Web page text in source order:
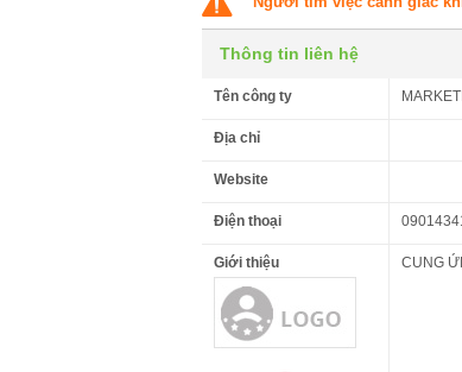
Thông tin liên hệ
Tên công ty
Địa chỉ
Website
Điện thoại
Giới thiệu CUNG